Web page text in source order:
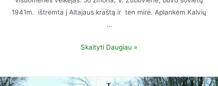
1941m. ištremta į Altajaus kraštą ir ten mirė. Aplankėm Kalvių
…
Skaityti Daugiau »